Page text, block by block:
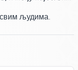
људима.